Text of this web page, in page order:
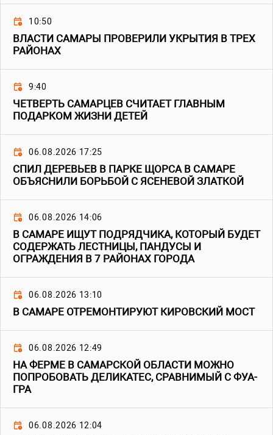
10:50
ВЛАСТИ САМАРЫ ПРОВЕРИЛИ УКРЫТИЯ В ТРЕХ
РАЙОНАХ
9:40
ЧЕТВЕРТЬ САМАРЦЕВ СЧИТАЕТ ГЛАВНЫМ
ПОДАРКОМ ЖИЗНИ ДЕТЕЙ
06.08.2026 17:25
СПИЛ ДЕРЕВЬЕВ В ПАРКЕ ЩОРСА В САМАРЕ
ОБЪЯСНИЛИ БОРЬБОЙ С ЯСЕНЕВОЙ ЗЛАТКОЙ
06.08.2026 14:06
В САМАРЕ ИЩУТ ПОДРЯДЧИКА, КОТОРЫЙ БУДЕТ
СОДЕРЖАТЬ ЛЕСТНИЦЫ, ПАНДУСЫ И
ОГРАЖДЕНИЯ В 7 РАЙОНАХ ГОРОДА
06.08.2026 13:10
В САМАРЕ ОТРЕМОНТИРУЮТ КИРОВСКИЙ МОСТ
06.08.2026 12:49
НА ФЕРМЕ В САМАРСКОЙ ОБЛАСТИ МОЖНО
ПОПРОБОВАТЬ ДЕЛИКАТЕС, СРАВНИМЫЙ С ФУА-
ГРА
06.08.2026 12:04